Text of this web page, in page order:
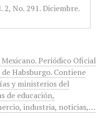
Periódico Oficial
Habsburgo. Contiene
y ministerios del
de educación,
industria, noticias,…